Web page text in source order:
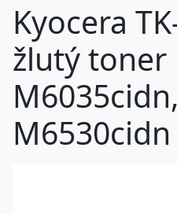
Kyocera
žlutý toner
M6035cidn,